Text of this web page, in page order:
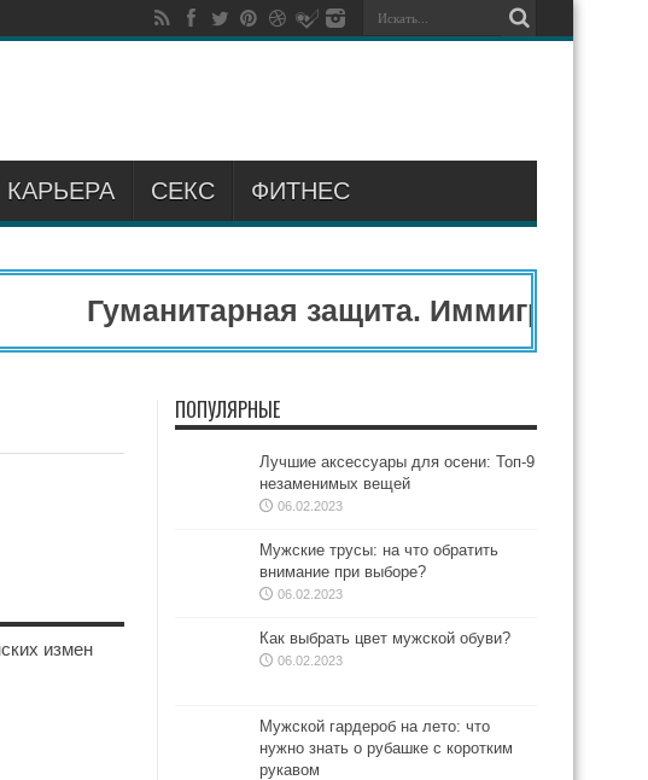
КАРЬЕРА СЕКС ФИТНЕС
Гуманитарная защита.
измен
ПОПУЛЯРНЫЕ
Лучшие аксессуары для осени: Топ-9
незаменимых вещей
06.02.2023
Мужские трусы: на что обратить
внимание при выборе?
06.02.2023
Как выбрать цвет мужской обуви?
06.02.2023
Мужской гардероб на лето: что
нужно знать о рубашке с коротким
рукавом